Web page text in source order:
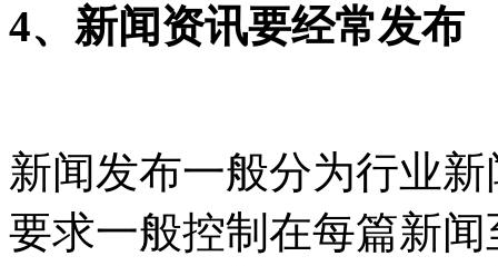
4、新闻资讯要经常发布
新闻发布一般分为行业
要求一般控制在每篇新